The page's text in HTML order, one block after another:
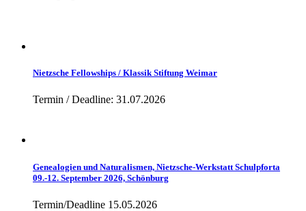
Nietzsche Fellowships / Klassik Stiftung Weimar
Termin / Deadline: 31.07.2026
Genealogien und Naturalismen, Nietzsche-Werkstatt Schulpforta
09.-12. September 2026, Schönburg
Termin/Deadline 15.05.2026